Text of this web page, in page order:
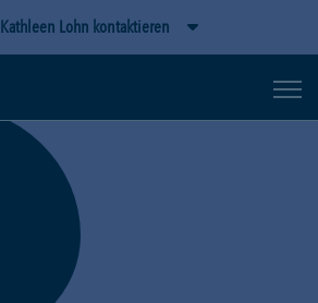
Kathleen Lohn kontaktieren